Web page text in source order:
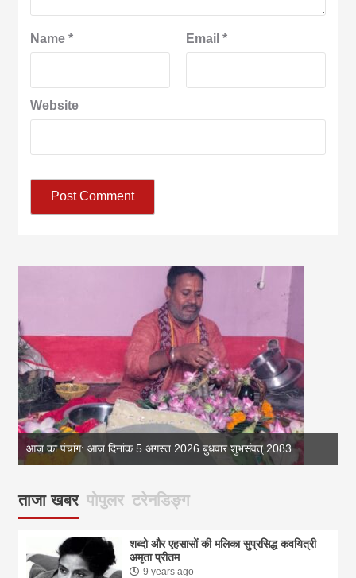
Name* Email *
Website
आज का पंचांग: आज दिनांक 5 अगस्त 2026 बुधवार शुभसंवत् 2083
ताजा खबर पोपुलर टरेनडिङ्ग
शब्दो और एहसासों की मलिका सुप्रसिद्ध कवयित्री
अमृता प्रीतम
9 years ago